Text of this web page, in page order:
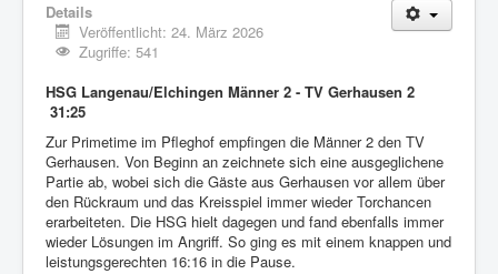
Details
Veröffentlicht: 24. März 2026
Zugriffe: 541
HSG Langenau/Elchingen Männer 2 - TV Gerhausen 2
31:25
Zur Primetime im Pfleghof empfingen die Männer 2 den TV
Gerhausen. Von Beginn an zeichnete sich eine ausgeglichene
Partie ab, wobei sich die Gäste aus Gerhausen vor allem über
den Rückraum und das Kreisspiel immer wieder Torchancen
erarbeiteten. Die HSG hielt dagegen und fand ebenfalls immer
wieder Lösungen im Angriff. So ging es mit einem knappen und
leistungsgerechten 16:16 in die Pause.